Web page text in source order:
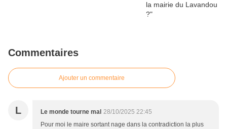
Commentaires
Ajouter un commentaire
L Le monde tourne mal 28/10/2025 22:45
Pour moi le maire sortant nage dans la contradiction la plus